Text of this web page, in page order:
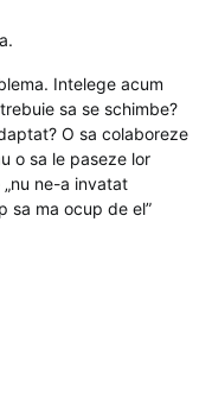
Intelege acum
sa se schimbe?
O sa colaboreze
o sa le paseze lor
ne-a invatat
sa ma ocup de el”